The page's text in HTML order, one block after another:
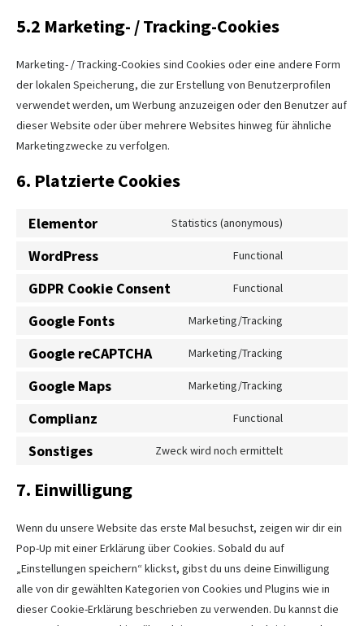
5.2 Marketing- / Tracking-Cookies
Marketing- / Tracking-Cookies sind Cookies oder eine andere Form
der lokalen Speicherung, die zur Erstellung von Benutzerprofilen
verwendet werden, um Werbung anzuzeigen oder den Benutzer auf
dieser Website oder über mehrere Websites hinweg für ähnliche
Marketingzwecke zu verfolgen.
6. Platzierte Cookies
Elementor Statistics (anonymous)
WordPress Functional
GDPR Cookie Consent Functional
Google Fonts Marketing/Tracking
Google reCAPTCHA Marketing/Tracking
Google Maps Marketing/Tracking
Complianz Functional
Sonstiges Zweck wird noch ermittelt
7. Einwilligung
Wenn du unsere Website das erste Mal besuchst, zeigen wir dir ein
Pop-Up mit einer Erklärung über Cookies. Sobald du auf
„Einstellungen speichern“ klickst, gibst du uns deine Einwilligung
alle von dir gewählten Kategorien von Cookies und Plugins wie in
dieser Cookie-Erklärung beschrieben zu verwenden. Du kannst die